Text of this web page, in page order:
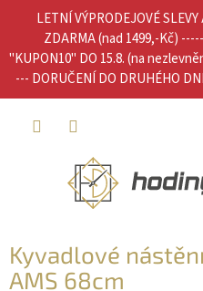
LETNÍ VÝPRODEJOVÉ
ZDARMA (nad 1499,-Kč)
"KUPON10" DO 15.8. (na
--- DORUČENÍ DO DRUHÉHO
Kyvadlové
AMS 68cm